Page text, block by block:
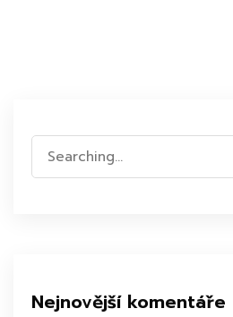
Nejnovější komentáře